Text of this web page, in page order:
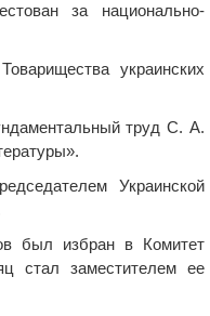
за национально-
украинских
труд С. А.
Украинской
был избран в Комитет
стал заместителем ее